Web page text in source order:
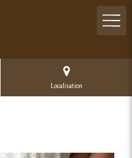
Localisation